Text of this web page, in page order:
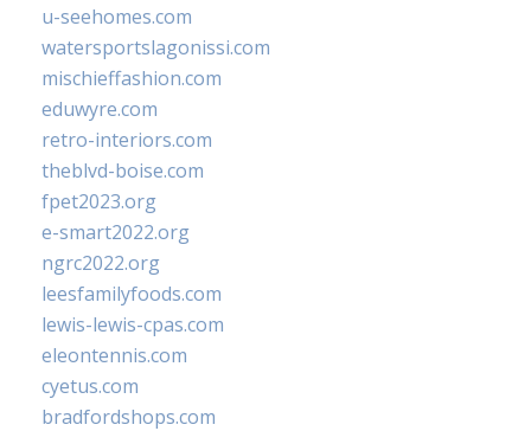
u-seehomes.com
watersportslagonissi.com
mischieffashion.com
eduwyre.com
retro-interiors.com
theblvd-boise.com
fpet2023.org
e-smart2022.org
ngrc2022.org
leesfamilyfoods.com
lewis-lewis-cpas.com
eleontennis.com
cyetus.com
bradfordshops.com